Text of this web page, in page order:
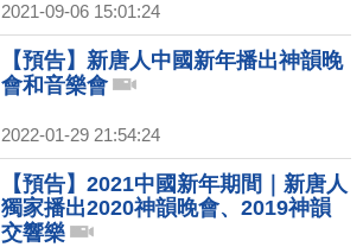
2021-09-06 15:01:24
【預告】新唐人中國新年播出神韻晚
會和音樂會
2022-01-29 21:54:24
【預告】2021中國新年期間｜新唐人
獨家播出2020神韻晚會、2019神韻
交響樂